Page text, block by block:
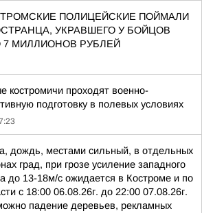
ПОЛИЦЕЙСКИЕ ПОЙМАЛИ
УКРАВШЕГО У БОЙЦОВ
7 МИЛЛИОНОВ РУБЛЕЙ
костромичи проходят военно-
подготовку в полевых условиях
дождь, местами сильный, в отдельных
град, при грозе усиление западного
до 13-18м/с ожидается в Костроме и по
с 18:00 06.08.26г. до 22:00 07.08.26г.
падение деревьев, рекламных